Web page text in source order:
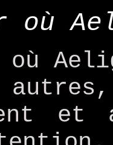
où
où
et